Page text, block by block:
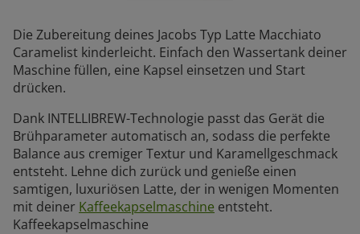
Die Zubereitung deines Jacobs Typ Latte Macchiato
Caramelist kinderleicht. Einfach den Wassertank deiner
Maschine füllen, eine Kapsel einsetzen und Start
drücken.
Dank INTELLIBREW-Technologie passt das Gerät die
Brühparameter automatisch an, sodass die perfekte
Balance aus cremiger Textur und Karamellgeschmack
entsteht. Lehne dich zurück und genieße einen
samtigen, luxuriösen Latte, der in wenigen Momenten
mit deiner Kaffeekapselmaschine entsteht.
Kaffeekapselmaschine